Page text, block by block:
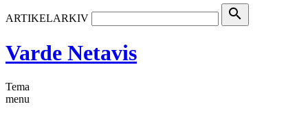
ARTIKELARKIV search
Varde Netavis
Tema
menu